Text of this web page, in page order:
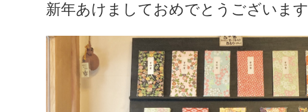
新年あけましておめでとうございます